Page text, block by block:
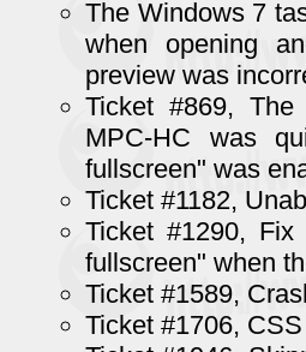
The Windows 7
when opening
preview was
Ticket #869,
MPC-HC was
fullscreen" was
Ticket #1182,
Ticket #1290,
fullscreen" when
Ticket #1589,
Ticket #1706,